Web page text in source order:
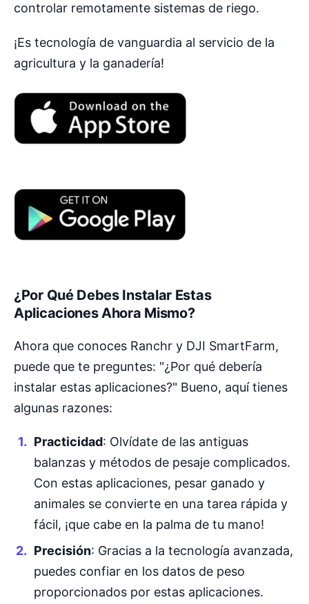
controlar remotamente sistemas de riego.
¡Es tecnología de vanguardia al servicio de la
agricultura y la ganadería!
¿Por Qué Debes Instalar Estas
Aplicaciones Ahora Mismo?
Ahora que conoces Ranchr y DJI SmartFarm,
puede que te preguntes: "¿Por qué debería
instalar estas aplicaciones?" Bueno, aquí tienes
algunas razones:
Practicidad: Olvídate de las antiguas
balanzas y métodos de pesaje complicados.
Con estas aplicaciones, pesar ganado y
animales se convierte en una tarea rápida y
fácil, ¡que cabe en la palma de tu mano!
Precisión: Gracias a la tecnología avanzada,
puedes confiar en los datos de peso
proporcionados por estas aplicaciones.